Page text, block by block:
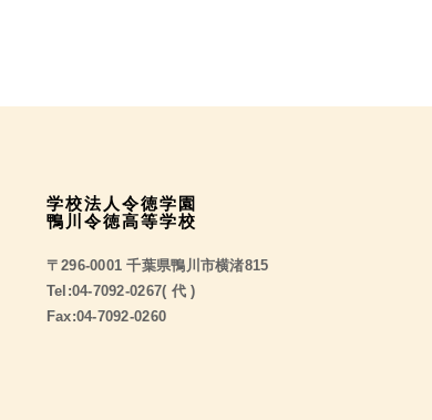
学校法人令徳学園
鴨川令徳高等学校
〒296-0001 千葉県鴨川市横渚815
Tel:04-7092-0267( 代 )
Fax:04-7092-0260